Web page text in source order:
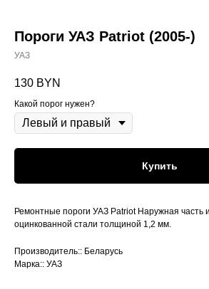
Пороги УАЗ Patriot (2005-)
УАЗ
130 BYN
Какой порог нужен?
Купить
Ремонтные пороги УАЗ Patriot Наружная часть
оцинкованной стали толщиной 1,2 мм.
Производитель:: Беларусь
Марка:: УАЗ